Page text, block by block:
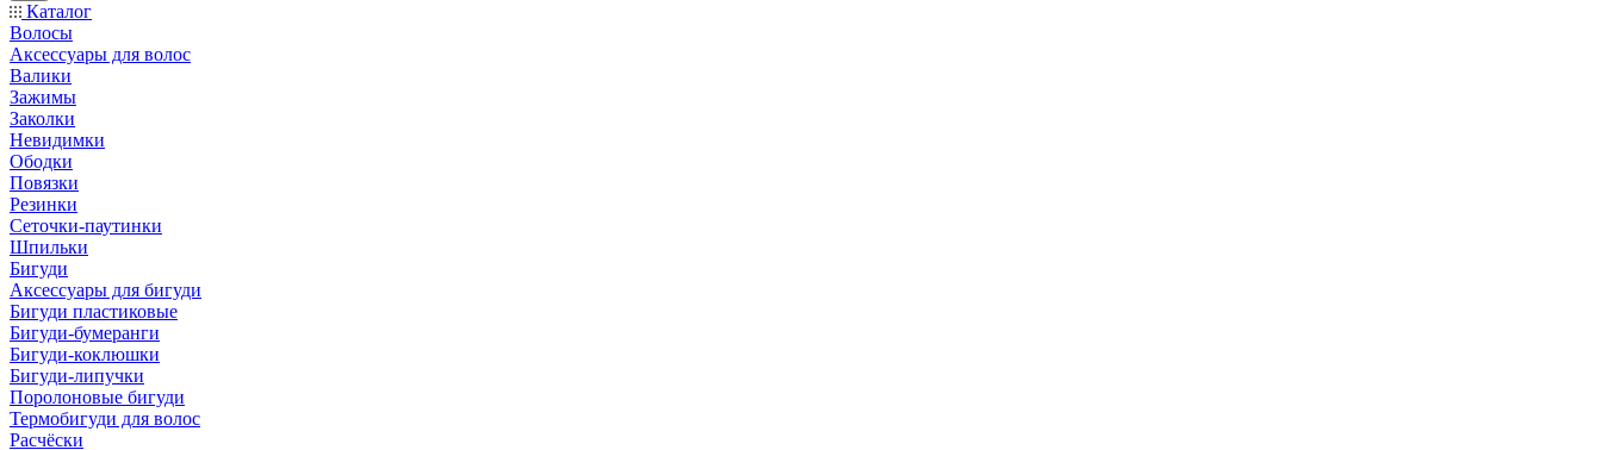
Каталог
Волосы
Аксессуары для волос
Валики
Зажимы
Заколки
Невидимки
Ободки
Повязки
Резинки
Сеточки-паутинки
Шпильки
Бигуди
Аксессуары для бигуди
Бигуди пластиковые
Бигуди-бумеранги
Бигуди-коклюшки
Бигуди-липучки
Поролоновые бигуди
Термобигуди для волос
Расчёски